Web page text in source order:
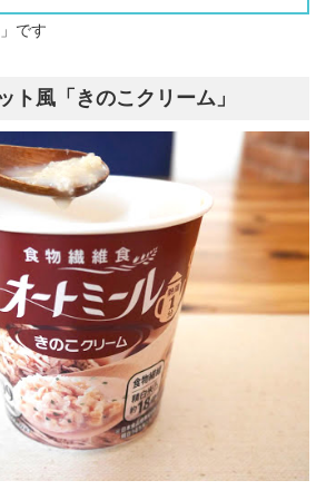
です
ト風「きのこクリーム」